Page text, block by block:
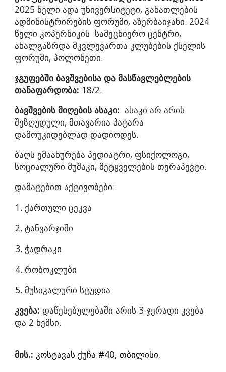
2025 წელი ადა უნივერსიტეტი, განათლების
ადმინისტრირების ფორუმი, აზერბაიჯანი. 2024
წელი კოპერნიკის სამეცნიერო ცენტრი,
ახალგაზრდა მკვლევართა კლუბების ქსელის
ფორუმი, პოლონეთი.
ჯგუფებში ბავშვებისა და მასწავლებლების
თანაფარდობა: 18/2.
ბავშვების მიღების ასაკი:ასაკი არ არის
შეზღუდული, მთავარია პატარა
დამოუკიდებლად დადიოდეს.
ბაღს ემაახურება პედიატრი, ფსიქოლოგი,
სოციალური მუშაკი, მეტყველების თერაპევტი.
დამატებით აქტივობები:
ქართული ცეკვა
ტანვარჯიში
ჭადრაკი
რობოკლუბი
მუსიკალური სტუდია
კვება:დაწესებულებაში არის 3-ჯერადი კვება
და 2 ხემსი.
მის.: კოსტავას ქუჩა #40, თბილისი.